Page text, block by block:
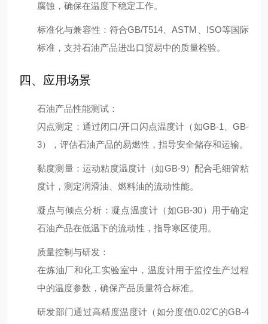
腐蚀，确保在温度下稳定工作。
标准化与兼容性 ：符合GB/T514、ASTM、ISO等国际
标准，支持石油产品进出口贸易中的质量检验。
四、应用场景
石油产品性能测试 ：
闪点测定 ：通过闭口/开口闪点温度计（如GB-1、GB-
3），评估石油产品的易燃性，指导安全储存和运输。
黏度测量：运动粘度温度计（如GB-9）配合毛细管粘
度计，测定润滑油、燃料油的流动性能。
凝点与倾点分析 ：凝点温度计（如GB-30）用于确定
石油产品在低温下的流动性，指导寒区使用。
质量控制与研发 ：
在炼油厂和化工实验室中，温度计用于监控生产过程
中的温度参数，确保产品质量符合标准。
研发部门通过高精度温度计（如分度值0.02℃的GB-4